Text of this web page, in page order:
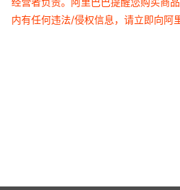
内有任何违法/侵权信息，请立即向阿